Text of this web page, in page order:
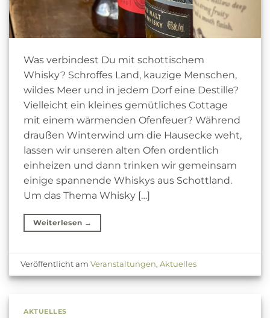
Was verbindest Du mit schottischem
Whisky? Schroffes Land, kauzige Menschen,
wildes Meer und in jedem Dorf eine Destille?
Vielleicht ein kleines gemütliches Cottage
mit einem wärmenden Ofenfeuer? Während
draußen Winterwind um die Hausecke weht,
lassen wir unseren alten Ofen ordentlich
einheizen und dann trinken wir gemeinsam
einige spannende Whiskys aus Schottland.
Um das Thema Whisky […]
Weiterlesen →
Veröffentlicht amVeranstaltungen,Aktuelles
AKTUELLES